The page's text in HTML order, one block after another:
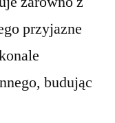
przyjazne
budując